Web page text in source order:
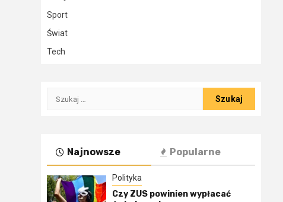
Sport
Świat
Tech
Szukaj:
Najnowsze Popularne
Polityka
Czy ZUS powinien wypłacać